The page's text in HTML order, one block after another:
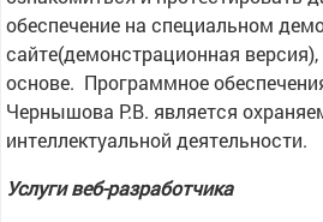
обеспечение на специальном
сайте(демонстрационная
основе. Программное
Чернышова Р.В. является
интеллектуальной деятельности.
Услуги веб-разработчика